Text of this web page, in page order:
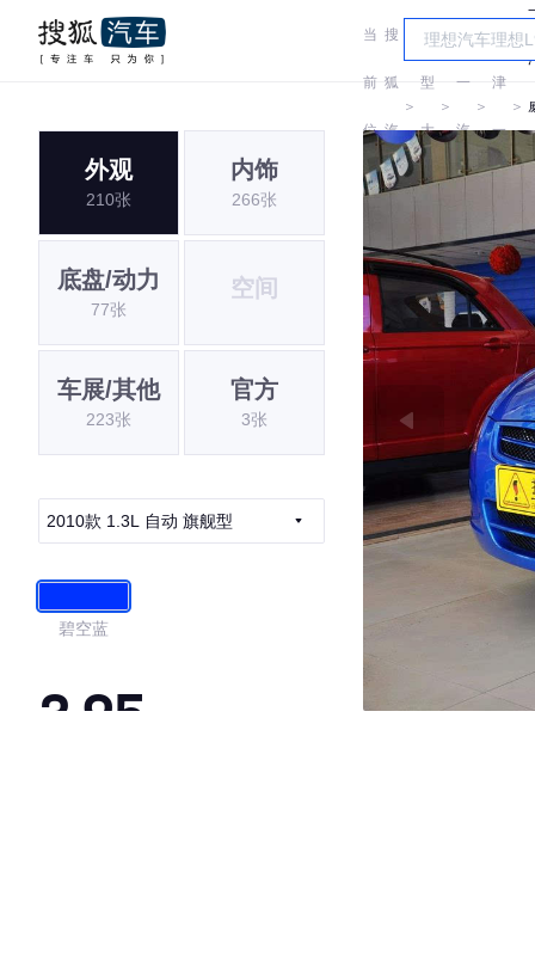
当
前
位
置:
搜
狐
汽
车
＞
车
型
大
全
＞
一
汽
＞
天
津
一
＞
外观
210张
内饰
266张
底盘/动力
77张
空间
车展/其他
223张
官方
3张
2010款 1.3L 自动 旗舰型
碧空蓝
3.95